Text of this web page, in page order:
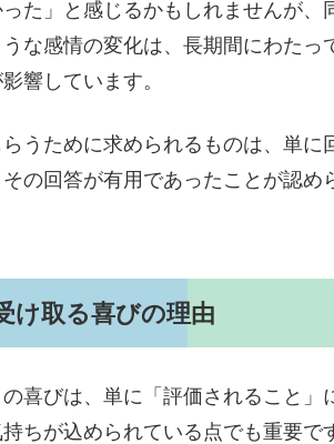
た」と感じるかもしれませんが、
な感情の変化は、長期間にわた
響しています。
うために求められるものは、単
の回答が有用であったことが認め
け取る喜びの理由
喜びは、単に「評価されること」
ちが込められている点でも重要で